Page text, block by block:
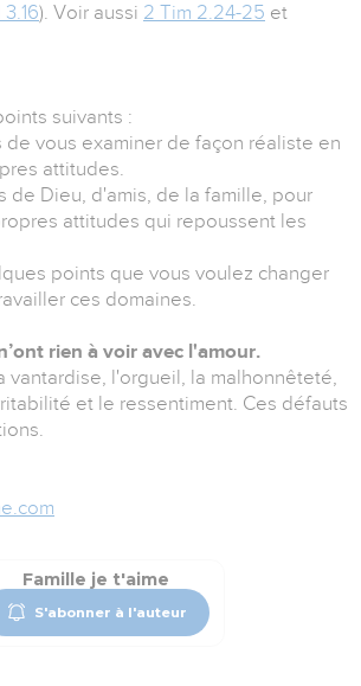
). Voir aussi 2 Tim 2.24-25 et
suivants :
de vous examiner de façon réaliste en
attitudes.
de Dieu, d'amis, de la famille, pour
attitudes qui repoussent les
points que vous voulez changer
ces domaines.
rien à voir avec l'amour.
vantardise, l'orgueil, la malhonnêteté,
et le ressentiment. Ces défauts
Famille je t'aime
S'abonner à l'auteur